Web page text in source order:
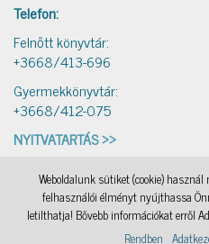
Telefon:
Felnőtt könyvtár:
+3668/413-696
Gyermekkönyvtár:
+3668/412-075
NYITVATARTÁS >>
IAMSocial, a WordPress Theme by
@aicragellebasi Nyomtató , a WordPress Theme by
Weboldalunk sütiket (cookie)
felhasználói élményt nyújthassa
letilthatja! Bővebb információkat erről
Rendben